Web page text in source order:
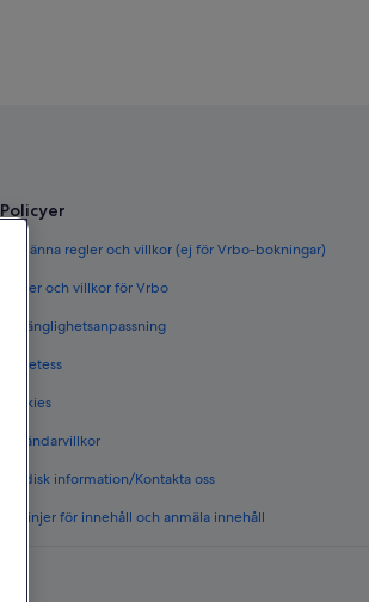
Policyer
Allmänna regler och villkor (ej för Vrbo-bokningar)
Regler och villkor för Vrbo
Tillgänglighetsanpassning
Sekretess
Cookies
Användarvillkor
Juridisk information/Kontakta oss
Riktlinjer för innehåll och anmäla innehåll